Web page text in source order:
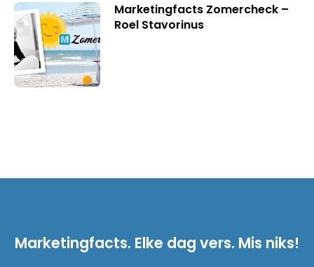
Marketingfacts Zomercheck –
Roel Stavorinus
Marketingfacts. Elke dag vers. Mis niks!